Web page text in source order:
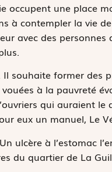
occupent une place
à contempler la vie
avec des
souhaite former des
à la pauvreté
qui auraient
eux un manuel, Le
ulcère à l’estomac
du quartier de La